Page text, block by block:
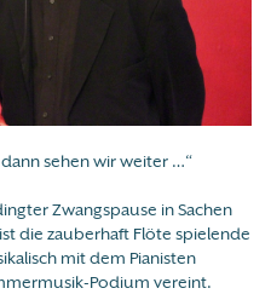
dann sehen wir weiter …“
Zwangspause in Sachen
die zauberhaft Flöte spielende
mit dem Pianisten
Podium vereint.